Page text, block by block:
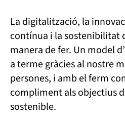
La digitalització, la
contínua i la sostenibilitat
manera de fer. Un model
a terme gràcies al nostre
persones, i amb el ferm
compliment als objectius
sostenible.